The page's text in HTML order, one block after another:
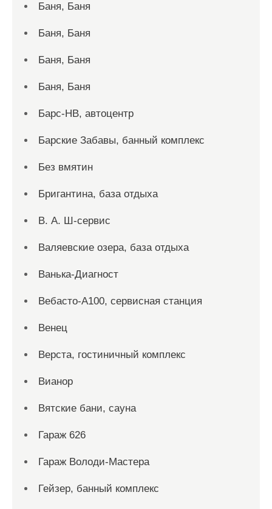
Баня, Баня
Баня, Баня
Баня, Баня
Баня, Баня
Барс-НВ, автоцентр
Барские Забавы, банный комплекс
Без вмятин
Бригантина, база отдыха
В. А. Ш-сервис
Валяевские озера, база отдыха
Ванька-Диагност
Вебасто-А100, сервисная станция
Венец
Верста, гостиничный комплекс
Вианор
Вятские бани, сауна
Гараж 626
Гараж Володи-Мастера
Гейзер, банный комплекс